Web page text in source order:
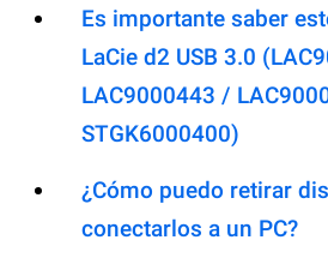
Es importante saber
LaCie d2 USB 3.0
LAC9000443 /
STGK6000400)
¿Cómo puedo retirar
conectarlos a un PC?